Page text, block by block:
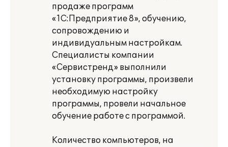
продаже программ
«1С:Предприятие 8», обучению,
сопровождению и
индивидуальным настройкам.
Специалисты компании
«Сервистренд» выполнили
установку программы, произвели
необходимую настройку
программы, провели начальное
обучение работе с программой.
Количество компьютеров, на